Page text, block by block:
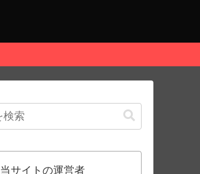
当サイトの運営者